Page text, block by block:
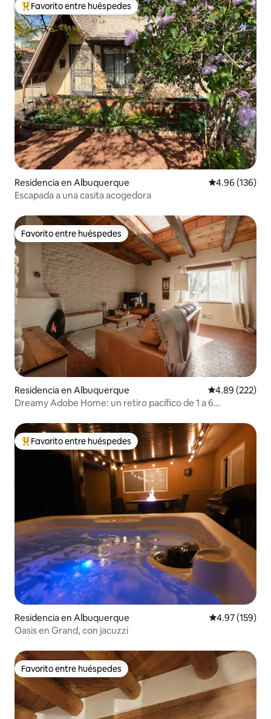
De los mejores en Favorito entre huéspedes
Favorito entre huéspedes
Residencia en Albuquerque Calificación
4.96 (136)
Escapada a una casita acogedora
Favorito entre huéspedes
Favorito entre huéspedes
Residencia en Albuquerque Calificación
4.89 (222)
Dreamy Adobe Home: un retiro pacífico de 1 a 6
De los mejores en Favorito entre huéspedes
Favorito entre huéspedes
Residencia en Albuquerque Calificación
4.97 (159)
Oasis en Grand, con jacuzzi
Favorito entre huéspedes
Favorito entre huéspedes